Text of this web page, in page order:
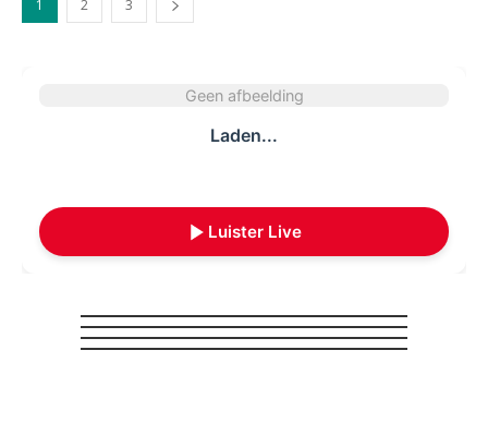
1 2 3
Geen afbeelding
Laden...
Luister Live